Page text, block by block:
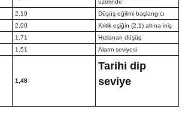
üzerinde
2,19
Düşüş eğilimi başlangıcı
2,00
Kritik eşiğin (2,1) altına iniş
1,71
Hızlanan düşüş
1,51 Alarm seviyesi
1,48
Tarihi dip
seviye